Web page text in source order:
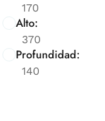
170
Alto:
370
Profundidad:
140